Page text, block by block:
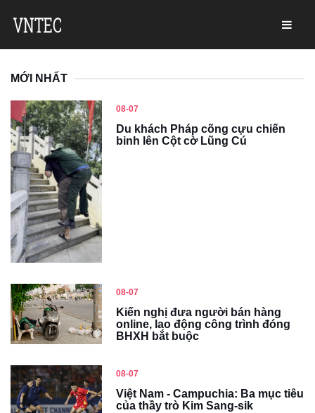
MỚI NHẤT
08-07
Du khách Pháp cõng cựu chiến
binh lên Cột cờ Lũng Cú
08-07
Kiến nghị đưa người bán hàng
online, lao động công trình đóng
BHXH bắt buộc
08-07
Việt Nam - Campuchia: Ba mục tiêu
của thầy trò Kim Sang-sik